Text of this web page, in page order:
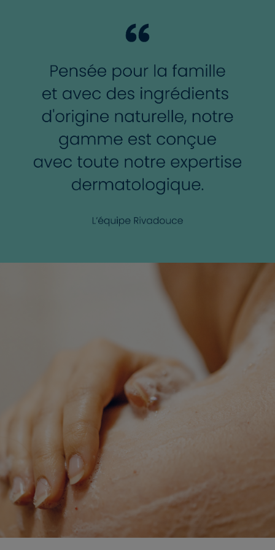
capter l'eau et à la retenir, permettant de maintenir un
florales, musquées, vertes et poudrées, sans allergènes.
FORMAT FAMILIAL: 1 flacon de 1L à partager pour limiter
les flacons dans la salle de bain !
FABRICATION AVEC AMOUR EN FRANCE : tous nos
produits sont développés et fabriqués depuis 50 ans dans
notre Laboratoire situé à Thouars en France. Une
production locale pour un soin responsable !
POUR TOUTE LA FAMILLE,
Hydratation des couches supérieures de l'épiderme.